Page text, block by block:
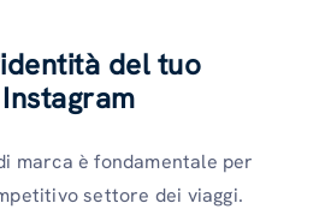
del tuo
marca è fondamentale per
settore dei viaggi.